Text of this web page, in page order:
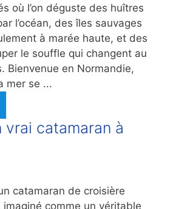
où l’on déguste des huîtres
l’océan, des îles sauvages
à marée haute, et des
le souffle qui changent au
Bienvenue en Normandie,
mer se ...
vrai catamaran à
catamaran de croisière
imaginé comme un véritable